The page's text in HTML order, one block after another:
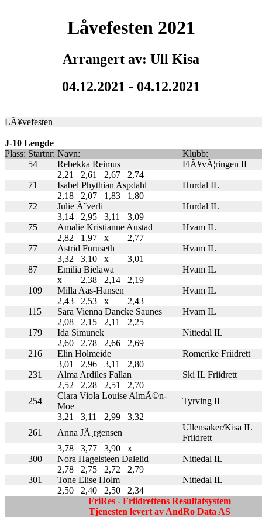
Låvefesten 2021
Arrangert av: Ull Kisa
04.12.2021 - 04.12.2021
LÃ¥vefesten
J-10 Lengde
Plass: Startnr: Navn:
Klubb:
54
Rebekka Reimus
FlÃ¥vÃ¦ringen IL
2,21
2,61 2,67
2,74
71
Isabel Phythian Aspdahl
Hurdal IL
2,18
2,07 1,83
1,80
72
Julie Ã˜verli
Hurdal IL
3,14
2,95 3,11
3,09
75
Amalie Kristianne Austad
Hvam IL
2,82
1,97 x
2,77
77
Astrid Furuseth
Hvam IL
3,32
3,10 x
3,01
87
Emilia Bielawa
Hvam IL
x
2,38 2,14
2,19
109
Milla Aas-Hansen
Hvam IL
2,43
2,53 x
2,43
115
Sara Vienna Dancke Saunes
Hvam IL
2,08
2,15 2,11
2,25
179
Ida Simunek
Nittedal IL
2,60
2,78 2,66
2,69
216
Elin Holmeide
Romerike Friidrett
3,01
2,96 3,11
2,80
231
Alma Ardiles Fallan
Ski IL Friidrett
2,52
2,28 2,51
2,70
254
Clara Viola Louise AlmÃ©n-
Moe
Tyrving IL
3,21
3,11 2,99
3,32
261
Anna JÃ¸rgensen
Ullensaker/Kisa IL
Friidrett
3,78
3,77 3,90
x
300
Nora Hagelsteen Dalelid
Nittedal IL
2,78
2,75 2,72
2,79
301
Tone Elise Holm
Nittedal IL
2,50
2,40 2,50
2,34
FriRes - Friidrettens Resultatsystem
Tjenesten levert av AndRo Data AS